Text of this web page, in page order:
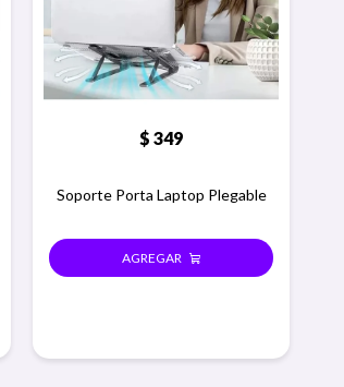
$ 349
Soporte Porta Laptop Plegable